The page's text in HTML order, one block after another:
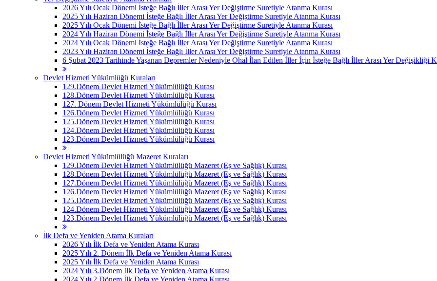
2026 Yılı Ocak Dönemi İsteğe Bağlı İller Arası Yer Değiştirme Suretiyle Atanma Kurası
2025 Yılı Haziran Dönemi İsteğe Bağlı İller Arası Yer Değiştirme Suretiyle Atanma Kurası
2025 Yılı Ocak Dönemi İsteğe Bağlı İller Arası Yer Değiştirme Suretiyle Atanma Kurası
2024 Yılı Haziran Dönemi İsteğe Bağlı İller Arası Yer Değiştirme Suretiyle Atanma Kurası
2024 Yılı Ocak Dönemi İsteğe Bağlı İller Arası Yer Değiştirme Suretiyle Atanma Kurası
2023 Yılı Haziran Dönemi İsteğe Bağlı İller Arası Yer Değiştirme Suretiyle Atanma Kurası
6 Şubat 2023 Tarihinde Yaşanan Depremler Nedeniyle Ohal İlan Edilen İller İçin İsteğe Bağlı İller Arası Yer Değişikliği
Devlet Hizmeti Yükümlüğü Kuraları
129.Dönem Devlet Hizmeti Yükümlülüğü Kurası
128.Dönem Devlet Hizmeti Yükümlülüğü Kurası
127. Dönem Devlet Hizmeti Yükümlülüğü Kurası
126.Dönem Devlet Hizmeti Yükümlülüğü Kurası
125.Dönem Devlet Hizmeti Yükümlülüğü Kurası
124.Dönem Devlet Hizmeti Yükümlülüğü Kurası
123.Dönem Devlet Hizmeti Yükümlülüğü Kurası
Devlet Hizmeti Yükümlülüğü Mazeret Kuraları
129.Dönem Devlet Hizmeti Yükümlülüğü Mazeret (Eş ve Sağlık) Kurası
128.Dönem Devlet Hizmeti Yükümlülüğü Mazeret (Eş ve Sağlık) Kurası
127.Dönem Devlet Hizmeti Yükümlülüğü Mazeret (Eş ve Sağlık) Kurası
126.Dönem Devlet Hizmeti Yükümlülüğü Mazeret (Eş ve Sağlık) Kurası
125.Dönem Devlet Hizmeti Yükümlülüğü Mazeret (Eş ve Sağlık) Kurası
124.Dönem Devlet Hizmeti Yükümlülüğü Mazeret (Eş ve Sağlık) Kurası
123.Dönem Devlet Hizmeti Yükümlülüğü Mazeret (Eş ve Sağlık) Kurası
İlk Defa ve Yeniden Atama Kuraları
2026 Yılı İlk Defa ve Yeniden Atama Kurası
2025 Yılı 2. Dönem İlk Defa ve Yeniden Atama Kurası
2025 Yılı İlk Defa ve Yeniden Atama Kurası
2024 Yılı 3.Dönem İlk Defa ve Yeniden Atama Kurası